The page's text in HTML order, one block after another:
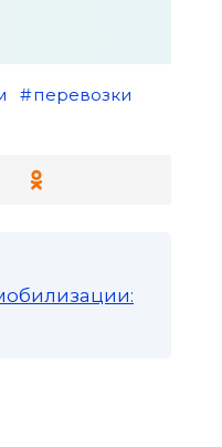
перевозки